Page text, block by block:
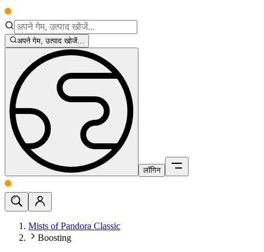
अपने गेम, उत्पाद खोजें...
लॉगिन
Mists of Pandora Classic
Boosting